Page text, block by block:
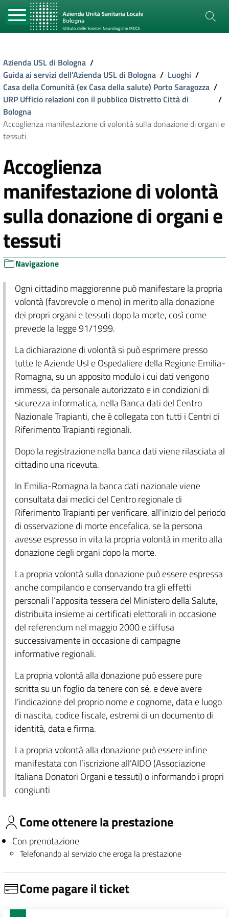
Azienda USL di Bologna /
Guida ai servizi dell'Azienda USL di Bologna / Luoghi /
Casa della Comunità (ex Casa della salute) Porto Saragozza /
URP Ufficio relazioni con il pubblico Distretto Città di
Bologna
/
Accoglienza manifestazione di volontà sulla donazione di organi e
tessuti
Accoglienza
manifestazione di volontà
sulla donazione di organi e
tessuti
Navigazione
Ogni cittadino maggiorenne può manifestare la propria
volontà (favorevole o meno) in merito alla donazione
dei propri organi e tessuti dopo la morte, così come
prevede la legge 91/1999.
La dichiarazione di volontà si può esprimere presso
tutte le Aziende Usl e Ospedaliere della Regione Emilia-
Romagna, su un apposito modulo i cui dati vengono
immessi, da personale autorizzato e in condizioni di
sicurezza informatica, nella Banca dati del Centro
Nazionale Trapianti, che è collegata con tutti i Centri di
Riferimento Trapianti regionali.
Dopo la registrazione nella banca dati viene rilasciata al
cittadino una ricevuta.
In Emilia-Romagna la banca dati nazionale viene
consultata dai medici del Centro regionale di
Riferimento Trapianti per verificare, all'inizio del periodo
di osservazione di morte encefalica, se la persona
avesse espresso in vita la propria volontà in merito alla
donazione degli organi dopo la morte.
La propria volontà sulla donazione può essere espressa
anche compilando e conservando tra gli effetti
personali l’apposita tessera del Ministero della Salute,
distribuita insieme ai certificati elettorali in occasione
del referendum nel maggio 2000 e diffusa
successivamente in occasione di campagne
informative regionali.
La propria volontà alla donazione può essere pure
scritta su un foglio da tenere con sé, e deve avere
l’indicazione del proprio nome e cognome, data e luogo
di nascita, codice fiscale, estremi di un documento di
identità, data e firma.
La propria volontà alla donazione può essere infine
manifestata con l’iscrizione all’AIDO (Associazione
Italiana Donatori Organi e tessuti) o informando i propri
congiunti
Come ottenere la prestazione
Con prenotazione
Telefonando al servizio che eroga la prestazione
Come pagare il ticket